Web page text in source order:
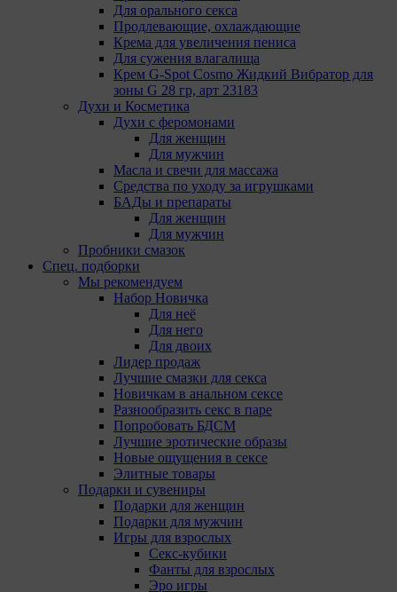
Для орального секса
Продлевающие, охлаждающие
Крема для увеличения пениса
Для сужения влагалища
Крем G-Spot Cosmo Жидкий Вибратор для
зоны G 28 гр, арт 23183
Духи и Косметика
Духи с феромонами
Для женщин
Для мужчин
Масла и свечи для массажа
Средства по уходу за игрушками
БАДы и препараты
Для женщин
Для мужчин
Пробники смазок
Спец. подборки
Мы рекомендуем
Набор Новичка
Для неё
Для него
Для двоих
Лидер продаж
Лучшие смазки для секса
Новичкам в анальном сексе
Разнообразить секс в паре
Попробовать БДСМ
Лучшие эротические образы
Новые ощущения в сексе
Элитные товары
Подарки и сувениры
Подарки для женщин
Подарки для мужчин
Игры для взрослых
Секс-кубики
Фанты для взрослых
Эро игры
ADFOX) - сервис показа контекстной рекламы.
Адрес: Yandex Europe AG, Werftestrasse 4, CH-
6005 Luzern, Switzerland.
Google Ads - сервис показа контекстной
рекламы, предоставляемый компанией Google
Ireland Ltd, Gordon House Barrow Street Dublin 4,
D04E5W5 Ireland.
Сохранить мои изменения
Сохранить по умолчанию